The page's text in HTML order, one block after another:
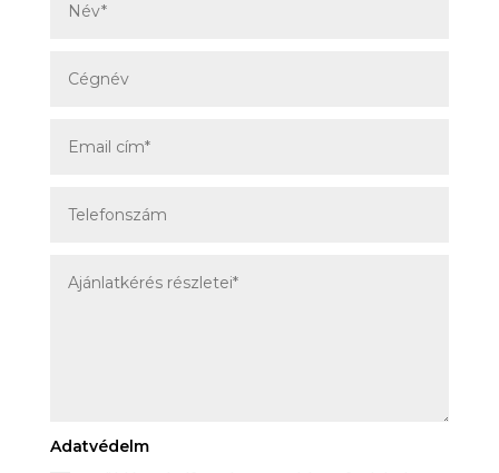
Adatvédelm